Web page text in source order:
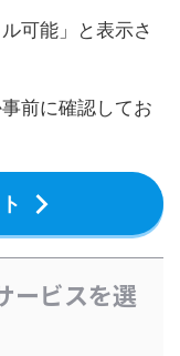
可能」と表示さ
前に確認してお
ービスを選